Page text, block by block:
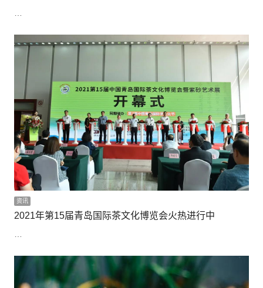
资讯
2021年第15届青岛国际茶文化博览会火热进行中